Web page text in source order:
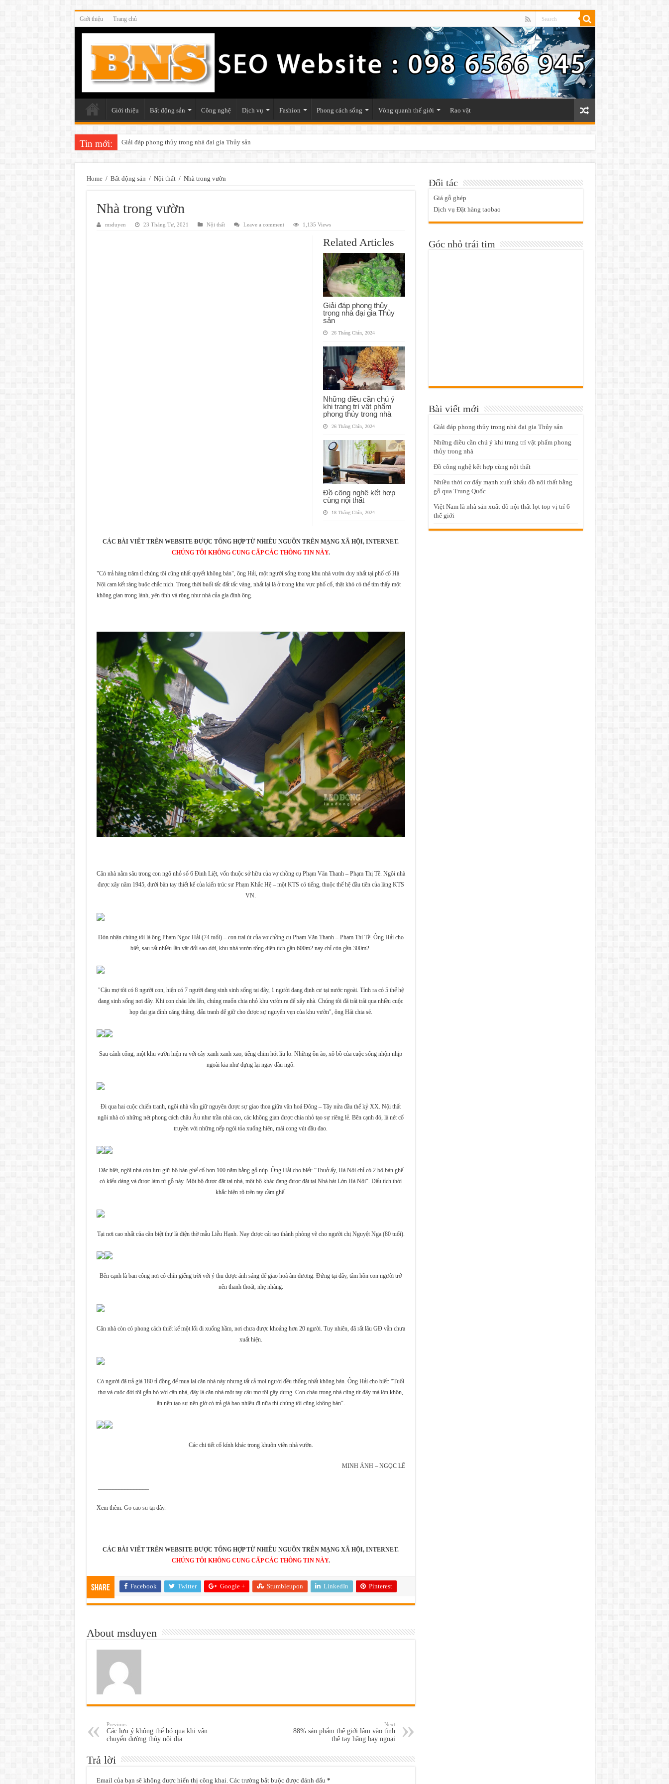
Giới thiệu Trang chủ
Giới thiệu Bất động sản Công nghệ Dịch vụ Fashion Phong cách sống Vòng quanh thế giới Rao vặt
Tin mới: Những điều cần chú ý khi trang trí vật phẩm phong thủy trong nhà
Home / Bất động sản / Nội thất / Nhà trong vườn
Nhà trong vườn
msduyen 23 Tháng Tư, 2021 Nội thất Leave a comment 1,135 Views
Related Articles
Giải đáp phong thủy
trong nhà đại gia Thủy
sản
26 Tháng Chín, 2024
Những điều cần chú ý
khi trang trí vật phẩm
phong thủy trong nhà
26 Tháng Chín, 2024
Đồ công nghệ kết hợp
cùng nội thất
18 Tháng Chín, 2024
CÁC BÀI VIẾT TRÊN WEBSITE ĐƯỢC TỔNG HỢP TỪ NHIỀU NGUỒN TRÊN MẠNG XÃ HỘI, INTERNET.
CHÚNG TÔI KHÔNG CUNG CẤP CÁC THÔNG TIN NÀY.
"Có trả hàng trăm tỉ chúng tôi cũng nhất quyết không bán", ông Hải, một người sống trong khu nhà vườn duy nhất tại phố cổ Hà
Nội cam kết ràng buộc chắc nịch. Trong thời buổi tấc đất tấc vàng, nhất lại là ở trong khu vực phố cổ, thật khó có thể tìm thấy một
không gian trong lành, yên tĩnh và rộng như nhà của gia đình ông.
Căn nhà nằm sâu trong con ngõ nhỏ số 6 Đinh Liệt, vốn thuộc sở hữu của vợ chồng cụ Phạm Văn Thanh – Phạm Thị Tề. Ngôi nhà
được xây năm 1945, dưới bàn tay thiết kế của kiến trúc sư Phạm Khắc Hệ – một KTS có tiếng, thuộc thế hệ đầu tiên của làng KTS
VN.
Đón nhận chúng tôi là ông Phạm Ngọc Hải (74 tuổi) – con trai út của vợ chồng cụ Phạm Văn Thanh – Phạm Thị Tề. Ông Hải cho
biết, sau rất nhiều lần vật đổi sao dời, khu nhà vườn tổng diện tích gần 600m2 nay chỉ còn gần 300m2.
"Cậu mợ tôi có 8 người con, hiện có 7 người đang sinh sinh sống tại đây, 1 người đang định cư tại nước ngoài. Tính ra có 5 thế hệ
đang sinh sống nơi đây. Khi con cháu lớn lên, chúng muốn chia nhỏ khu vườn ra để xây nhà. Chúng tôi đã trải trải qua nhiều cuộc
họp đại gia đình căng thẳng, đấu tranh để giữ cho được sự nguyên vẹn của khu vườn", ông Hải chia sẻ.
Sau cánh cổng, một khu vườn hiện ra với cây xanh xanh xao, tiếng chim hót líu lo. Những ồn ào, xô bồ của cuộc sống nhộn nhịp
ngoài kia như dựng lại ngay đầu ngõ.
Đi qua hai cuộc chiến tranh, ngôi nhà vẫn giữ nguyên được sự giao thoa giữa văn hoá Đông – Tây nửa đầu thế kỷ XX. Nội thất
ngôi nhà có những nét phong cách châu Âu như trần nhà cao, các không gian được chia nhỏ tạo sự riêng lẻ. Bên cạnh đó, là nét cổ
truyền với những nếp ngói tỏa xuống hiên, mái cong vút đầu đao.
Đặc biệt, ngôi nhà còn lưu giữ bộ bàn ghế cổ hơn 100 năm bằng gỗ núp. Ông Hải cho biết: “Thuở ấy, Hà Nội chỉ có 2 bộ bàn ghế
có kiểu dáng và được làm từ gỗ này. Một bộ được đặt tại nhà, một bộ khác đang được đặt tại Nhà hát Lớn Hà Nội“. Dấu tích thời
khắc hiện rõ trên tay cầm ghế.
Tại nơi cao nhất của căn biệt thự là điện thờ mẫu Liễu Hạnh. Nay được cải tạo thành phòng vẽ cho người chị Nguyệt Nga (80 tuổi).
Bên cạnh là ban công nơi có chín giếng trời với ý thu được ánh sáng để giao hoà âm dương. Đứng tại đây, tâm hồn con người trở
nên thanh thoát, nhẹ nhàng.
Căn nhà còn có phong cách thiết kế một lối đi xuống hầm, nơi chưa được khoảng hơn 20 người. Tuy nhiên, đã rất lâu GĐ vẫn chưa
xuất hiện.
Có người đã trả giá 180 tỉ đồng để mua lại căn nhà này nhưng tất cả mọi người đều thống nhất không bán. Ông Hải cho biết: “Tuổi
thơ và cuộc đời tôi gắn bó với căn nhà, đây là căn nhà một tay cậu mợ tôi gây dựng. Con cháu trong nhà cũng từ đây mà lớn khôn,
ăn nên tạo sự nên giờ có trả giá bao nhiêu đi nữa thì chúng tôi cũng không bán“.
Các chi tiết cổ kính khác trong khuôn viên nhà vườn.
MINH ÁNH – NGỌC LÊ
Xem thêm: Go cao sutại đây.
CÁC BÀI VIẾT TRÊN WEBSITE ĐƯỢC TỔNG HỢP TỪ NHIỀU NGUỒN TRÊN MẠNG XÃ HỘI, INTERNET.
CHÚNG TÔI KHÔNG CUNG CẤP CÁC THÔNG TIN NÀY.
Share Facebook Twitter Google + Stumbleupon LinkedIn Pinterest
About msduyen
Previous
Các lưu ý không thể bỏ qua khi vận
chuyển đường thủy nội địa
Next
88% sản phẩm thế giới lâm vào tình
thế tay hãng bay ngoại
Trả lời
Email của bạn sẽ không được hiển thị công khai. Các trường bắt buộc được đánh dấu *
Đối tác
Giá gỗ ghép
Dịch vụ Đặt hàng taobao
Góc nhỏ trái tim
Bài viết mới
Giải đáp phong thủy trong nhà đại gia Thủy sản
Những điều cần chú ý khi trang trí vật phẩm phong
thủy trong nhà
Đồ công nghệ kết hợp cùng nội thất
Nhiều thời cơ đẩy mạnh xuất khẩu đồ nội thất bằng
gỗ qua Trung Quốc
Việt Nam là nhà sản xuất đồ nội thất lọt top vị trí 6
thế giới